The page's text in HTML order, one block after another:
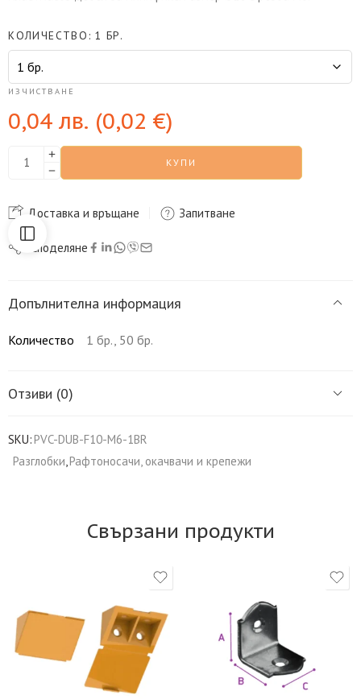
КОЛИЧЕСТВО 1 БР.
ИЗЧИСТВАНЕ
0,04лв. (0,02€)
КУПИ
Доставка и връщане Запитване
Споделяне
Допълнителна информация
Количество 1 бр., 50 бр.
Отзиви (0)
SKU:PVC-DUB-F10-M6-1BR
Разглобки Рафтоносачи, окачвачи и крепежи
Свързани продукти